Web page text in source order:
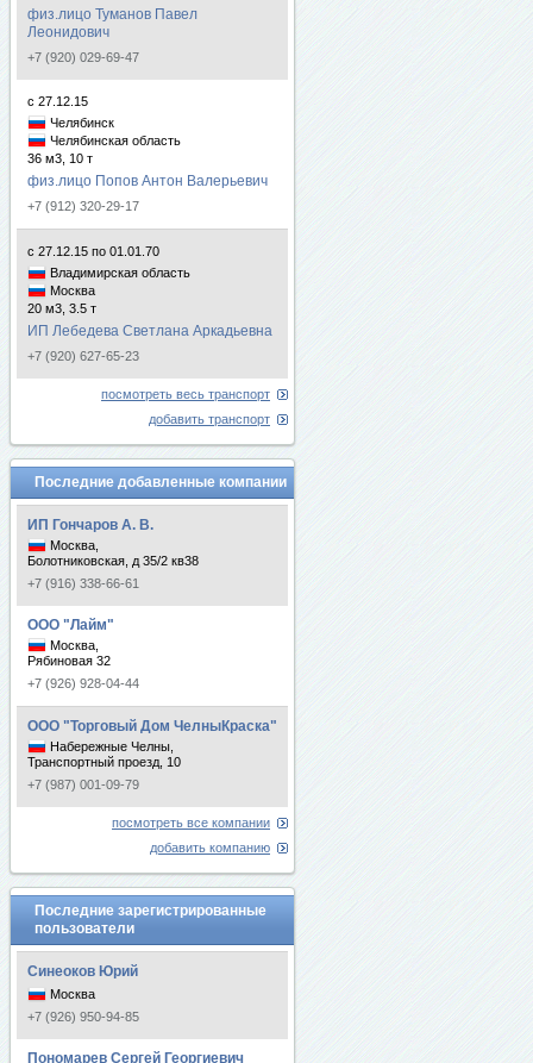
физ.лицо Туманов Павел
Леонидович
+7 (920) 029-69-47
с 27.12.15
Челябинск
Челябинская область
36 м3, 10 т
физ.лицо Попов Антон Валерьевич
+7 (912) 320-29-17
с 27.12.15 по 01.01.70
Владимирская область
Москва
20 м3, 3.5 т
ИП Лебедева Светлана Аркадьевна
+7 (920) 627-65-23
посмотреть весь транспорт
добавить транспорт
Последние добавленные компании
ИП Гончаров А. В.
Москва,
Болотниковская, д 35/2 кв38
+7 (916) 338-66-61
ООО "Лайм"
Москва,
Рябиновая 32
+7 (926) 928-04-44
ООО "Торговый Дом ЧелныКраска"
Набережные Челны,
Транспортный проезд, 10
+7 (987) 001-09-79
посмотреть все компании
добавить компанию
Последние зарегистрированные
пользователи
Синеоков Юрий
Москва
+7 (926) 950-94-85
Пономарев Сергей Георгиевич